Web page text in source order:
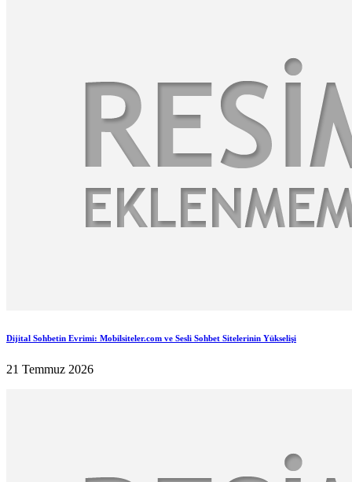
Dijital Sohbetin Evrimi: Mobilsiteler.com ve Sesli Sohbet Sitelerinin Yükselişi
21 Temmuz 2026